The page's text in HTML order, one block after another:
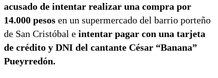
acusado de intentar realizar una compra por
14.000 pesos en un supermercado del barrio porteño
de San Cristóbal e intentar pagar con una tarjeta
de crédito y DNI del cantante César “Banana”
Pueyrredón.